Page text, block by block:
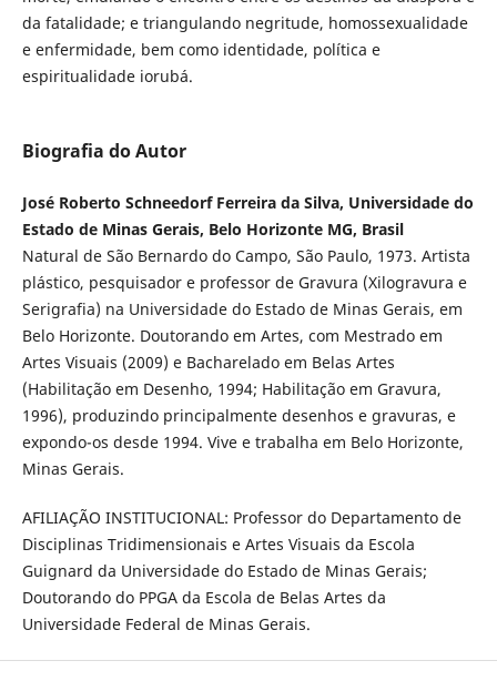
da fatalidade; e triangulando negritude, homossexualidade
e enfermidade, bem como identidade, política e
espiritualidade iorubá.
Biografia do Autor
José Roberto Schneedorf Ferreira da Silva, Universidade do
Estado de Minas Gerais, Belo Horizonte MG, Brasil
Natural de São Bernardo do Campo, São Paulo, 1973. Artista
plástico, pesquisador e professor de Gravura (Xilogravura e
Serigrafia) na Universidade do Estado de Minas Gerais, em
Belo Horizonte. Doutorando em Artes, com Mestrado em
Artes Visuais (2009) e Bacharelado em Belas Artes
(Habilitação em Desenho, 1994; Habilitação em Gravura,
1996), produzindo principalmente desenhos e gravuras, e
expondo-os desde 1994. Vive e trabalha em Belo Horizonte,
Minas Gerais.
AFILIAÇÃO INSTITUCIONAL: Professor do Departamento de
Disciplinas Tridimensionais e Artes Visuais da Escola
Guignard da Universidade do Estado de Minas Gerais;
Doutorando do PPGA da Escola de Belas Artes da
Universidade Federal de Minas Gerais.